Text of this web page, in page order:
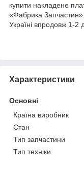
купити накладене
«Фабрика
Україні впродовж 1-2
Характеристики
Основні
Країна виробник
Стан
Тип запчастини
Тип техніки